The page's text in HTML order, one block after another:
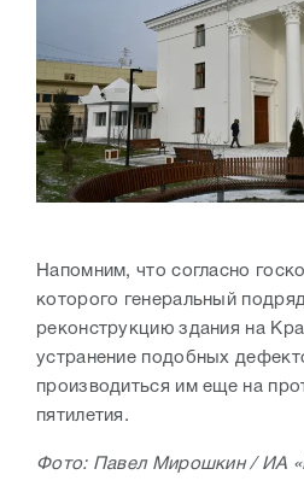
Напомним, что согласно
которого генеральный
реконструкцию здания на
устранение подобных
производиться им еще на
пятилетия.
Фото: Павел Мирошкин / ИА